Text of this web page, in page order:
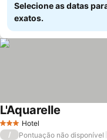
Selecione as datas
exatos.
3 EstrelasHotel
L'Aquarelle
/ Pontuação não disponível